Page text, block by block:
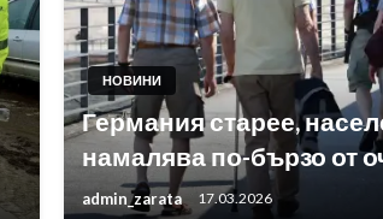
НОВИНИ
Германия старее,
намалява по-бързо от
admin_zarata 17.03.2026